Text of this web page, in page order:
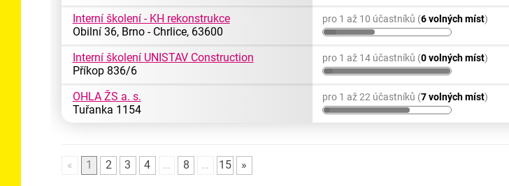
Interní školení - KH rekonstrukce
Obilní 36, Brno - Chrlice, 63600
pro 1 až 10 účastníků (6 volných míst)
Interní školení UNISTAV Construction
Příkop 836/6
pro 1 až 14 účastníků (0 volných míst)
OHLA ŽS a. s.
Tuřanka 1154
pro 1 až 22 účastníků (7 volných míst)
« 1 2 3 4 … 8 … 15 »